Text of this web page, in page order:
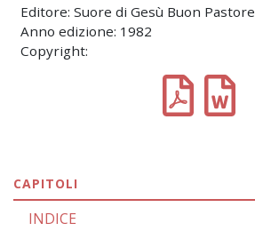
Editore: Suore di Gesù Buon Pastore
Anno edizione: 1982
Copyright:
CAPITOLI
INDICE